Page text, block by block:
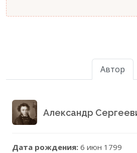
Автор
Александр
Дата рождения: 6 июн 1799